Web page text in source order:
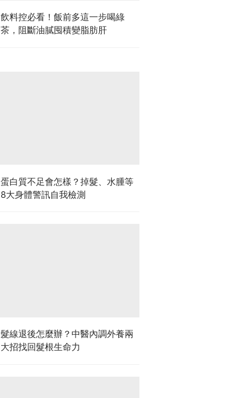
飲料控必看！飯前多這一步喝綠
茶，阻斷油膩囤積變脂肪肝
蛋白質不足會怎樣？掉髮、水腫等
8大身體警訊自我檢測
髮線退後怎麼辦？中醫內調外養兩
大招找回髮根生命力